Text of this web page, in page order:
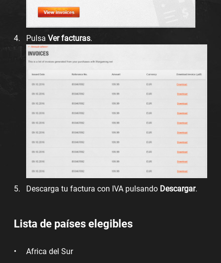
Pulsa Ver facturas.
Descarga tu factura con IVA pulsando Descargar.
Lista de países elegibles
Africa del Sur